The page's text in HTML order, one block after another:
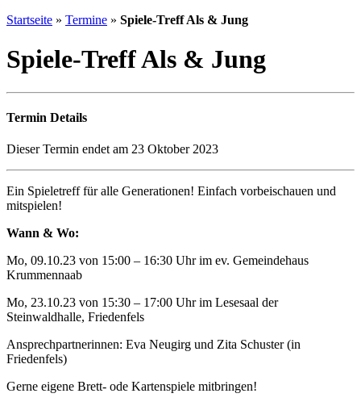
Startseite » Termine » Spiele-Treff Als & Jung
Spiele-Treff Als & Jung
Termin Details
Dieser Termin endet am 23 Oktober 2023
Ein Spieletreff für alle Generationen! Einfach vorbeischauen und
mitspielen!
Wann & Wo:
Mo, 09.10.23 von 15:00 – 16:30 Uhr im ev. Gemeindehaus
Krummennaab
Mo, 23.10.23 von 15:30 – 17:00 Uhr im Lesesaal der
Steinwaldhalle, Friedenfels
Ansprechpartnerinnen: Eva Neugirg und Zita Schuster (in
Friedenfels)
Gerne eigene Brett- ode Kartenspiele mitbringen!